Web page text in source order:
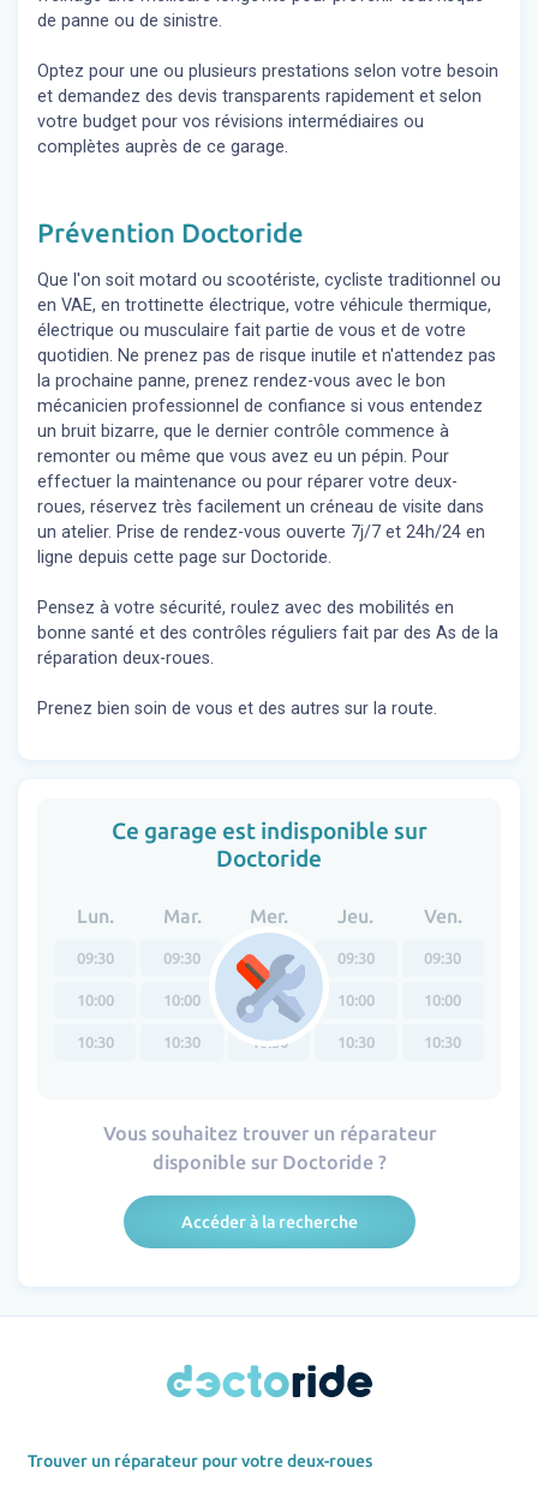
de panne ou de sinistre.
Optez pour une ou plusieurs prestations selon votre besoin
et demandez des devis transparents rapidement et selon
votre budget pour vos révisions intermédiaires ou
complètes auprès de ce garage.
Prévention Doctoride
Que l'on soit motard ou scootériste, cycliste traditionnel ou
en VAE, en trottinette électrique, votre véhicule thermique,
électrique ou musculaire fait partie de vous et de votre
quotidien. Ne prenez pas de risque inutile et n'attendez pas
la prochaine panne, prenez rendez-vous avec le bon
mécanicien professionnel de confiance si vous entendez
un bruit bizarre, que le dernier contrôle commence à
remonter ou même que vous avez eu un pépin. Pour
effectuer la maintenance ou pour réparer votre deux-
roues, réservez très facilement un créneau de visite dans
un atelier. Prise de rendez-vous ouverte 7j/7 et 24h/24 en
ligne depuis cette page sur Doctoride.
Pensez à votre sécurité, roulez avec des mobilités en
bonne santé et des contrôles réguliers fait par des As de la
réparation deux-roues.
Prenez bien soin de vous et des autres sur la route.
Ce garage est indisponible sur
Doctoride
Lun.
09:30
10:00
10:30
Mar.
09:30
10:00
10:30
Mer.
09:30
10:00
10:30
Jeu.
09:30
10:00
10:30
Ven.
09:30
10:00
10:30
Vous souhaitez trouver un réparateur
disponible sur Doctoride ?
Accéder à la recherche
Trouver un réparateur pour votre deux-roues